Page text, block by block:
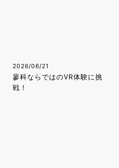
2026/06/21
蓼科ならではのVR体験に挑
戦！